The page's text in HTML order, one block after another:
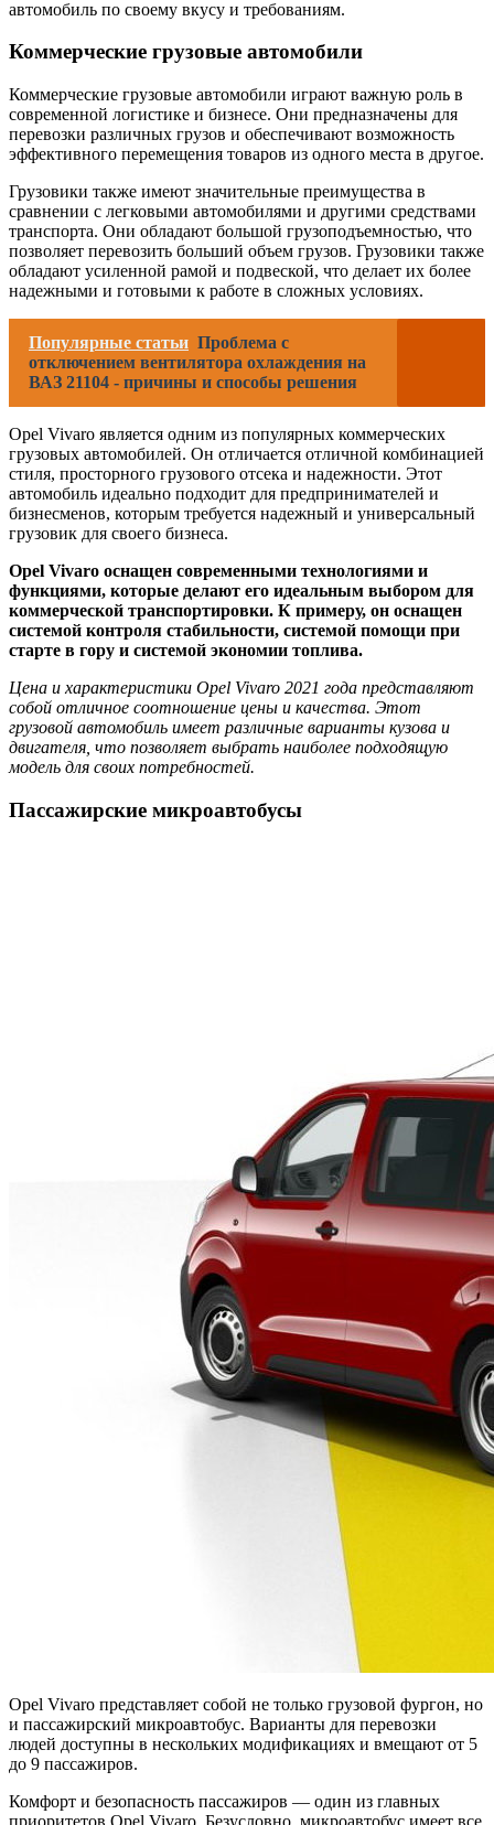
автомобиль по своему вкусу и требованиям.
Коммерческие грузовые автомобили
Коммерческие грузовые автомобили играют важную роль в
современной логистике и бизнесе. Они предназначены для
перевозки различных грузов и обеспечивают возможность
эффективного перемещения товаров из одного места в другое.
Грузовики также имеют значительные преимущества в
сравнении с легковыми автомобилями и другими средствами
транспорта. Они обладают большой грузоподъемностью, что
позволяет перевозить больший объем грузов. Грузовики также
обладают усиленной рамой и подвеской, что делает их более
надежными и готовыми к работе в сложных условиях.
Популярные статьи Проблема с
отключением вентилятора охлаждения на
ВАЗ 21104 - причины и способы решения
Opel Vivaro является одним из популярных коммерческих
грузовых автомобилей. Он отличается отличной комбинацией
стиля, просторного грузового отсека и надежности. Этот
автомобиль идеально подходит для предпринимателей и
бизнесменов, которым требуется надежный и универсальный
грузовик для своего бизнеса.
Opel Vivaro оснащен современными технологиями и
функциями, которые делают его идеальным выбором для
коммерческой транспортировки. К примеру, он оснащен
системой контроля стабильности, системой помощи при
старте в гору и системой экономии топлива.
Цена и характеристики Opel Vivaro 2021 года представляют
собой отличное соотношение цены и качества. Этот
грузовой автомобиль имеет различные варианты кузова и
двигателя, что позволяет выбрать наиболее подходящую
модель для своих потребностей.
Пассажирские микроавтобусы
Opel Vivaro представляет собой не только грузовой фургон, но
и пассажирский микроавтобус. Варианты для перевозки
людей доступны в нескольких модификациях и вмещают от 5
до 9 пассажиров.
Комфорт и безопасность пассажиров — один из главных
приоритетов Opel Vivaro. Безусловно, микроавтобус имеет все